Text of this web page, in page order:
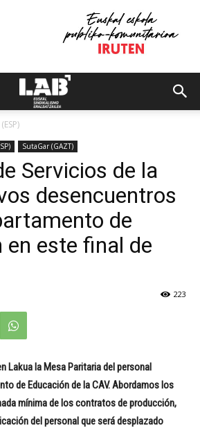
SutaGar (GAZT)
Servicios de la
desencuentros
de
en este final de
223
Lakua la Mesa Paritaria del personal
de Educación de la CAV. Abordamos los
mínima de los contratos de producción,
del personal que será desplazado